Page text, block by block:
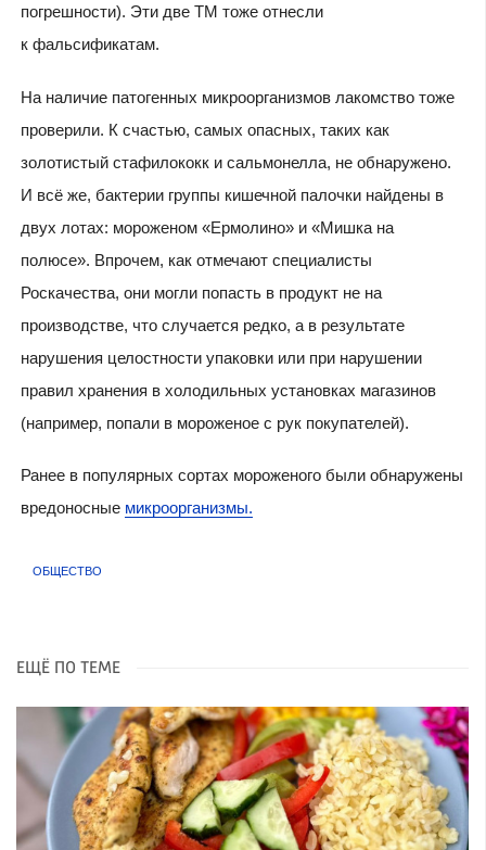
погрешности). Эти две ТМ тоже отнесли
к фальсификатам.
На наличие патогенных микроорганизмов лакомство тоже
проверили. К счастью, самых опасных, таких как
золотистый стафилококк и сальмонелла, не обнаружено.
И всё же, бактерии группы кишечной палочки найдены в
двух лотах: мороженом «Ермолино» и «Мишка на
полюсе». Впрочем, как отмечают специалисты
Роскачества, они могли попасть в продукт не на
производстве, что случается редко, а в результате
нарушения целостности упаковки или при нарушении
правил хранения в холодильных установках магазинов
(например, попали в мороженое с рук покупателей).
Ранее в популярных сортах мороженого были обнаружены
вредоносные микроорганизмы.
ОБЩЕСТВО
ЕЩЁ ПО ТЕМЕ